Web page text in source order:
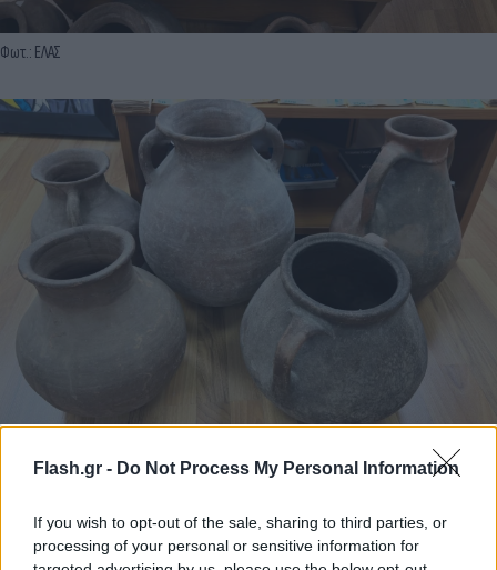
Flash.gr - Do Not Process My Personal Information
If you wish to opt-out of the sale, sharing to third parties, or
processing of your personal or sensitive information for
Φωτ.: ΕΛΑΣ